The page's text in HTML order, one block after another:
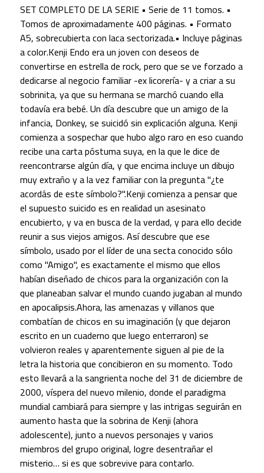
SET COMPLETO DE LA SERIE • Serie de 11 tomos. •
Tomos de aproximadamente 400 páginas. • Formato
A5, sobrecubierta con laca sectorizada.​ • Incluye páginas
a color.Kenji Endo era un joven con deseos de
convertirse en estrella de rock, pero que se ve forzado a
dedicarse al negocio familiar -ex licorería- y a criar a su
sobrinita, ya que su hermana se marchó cuando ella
todavía era bebé. Un día descubre que un amigo de la
infancia, Donkey, se suicidó sin explicación alguna. Kenji
comienza a sospechar que hubo algo raro en eso cuando
recibe una carta póstuma suya, en la que le dice de
reencontrarse algún día, y que encima incluye un dibujo
muy extraño y a la vez familiar con la pregunta "¿te
acordás de este símbolo?".Kenji comienza a pensar que
el supuesto suicido es en realidad un asesinato
encubierto, y va en busca de la verdad, y para ello decide
reunir a sus viejos amigos. Así descubre que ese
símbolo, usado por el líder de una secta conocido sólo
como "Amigo", es exactamente el mismo que ellos
habían diseñado de chicos para la organización con la
que planeaban salvar el mundo cuando jugaban al mundo
en apocalipsis.Ahora, las amenazas y villanos que
combatían de chicos en su imaginación (y que dejaron
escrito en un cuaderno que luego enterraron) se
volvieron reales y aparentemente siguen al pie de la
letra la historia que concibieron en su momento. Todo
esto llevará a la sangrienta noche del 31 de diciembre de
2000, víspera del nuevo milenio, donde el paradigma
mundial cambiará para siempre y las intrigas seguirán en
aumento hasta que la sobrina de Kenji (ahora
adolescente), junto a nuevos personajes y varios
miembros del grupo original, logre desentrañar el
misterio… si es que sobrevive para contarlo.